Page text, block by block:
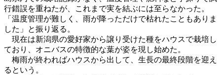
行錯誤を重ねたが、これまで実を結ぶには至らなかった。
「温度管理が難しく、雨が降っただけで枯れたこともありま
した」と振り返る。
現在は新潟県の愛好家から譲り受けた種をハウスで栽培し
ており、オニバスの特徴的な葉が姿を現し始めた。
梅雨が終わればハウスから出して、生長の最終段階を迎え
るという。